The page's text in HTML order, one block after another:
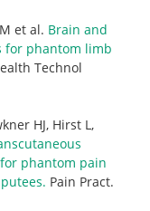
et al. Brain and
for phantom limb
Technol
HJ, Hirst L,
phantom pain
Pain Pract.